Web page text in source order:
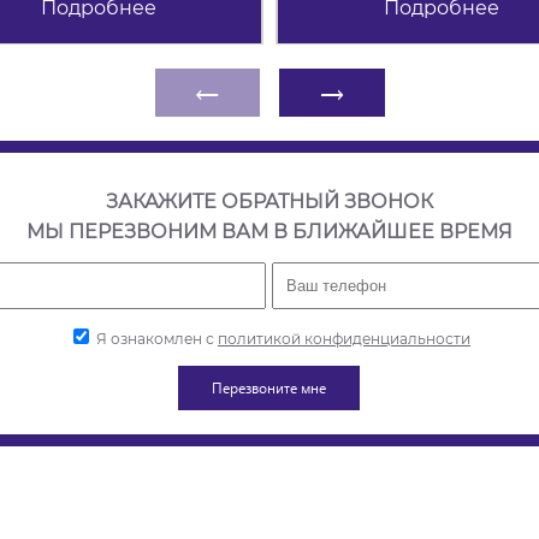
Подробнее Подробнее
← →
ЗАКАЖИТЕ ОБРАТНЫЙ ЗВОНОК
МЫ ПЕРЕЗВОНИМ ВАМ В БЛИЖАЙШЕЕ ВРЕМЯ
Я ознакомлен с политикой конфиденциальности